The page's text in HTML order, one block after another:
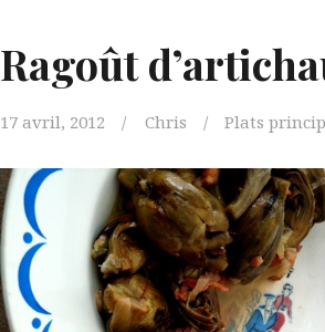
Ragoût
17 avril, 2012 Chris Plats